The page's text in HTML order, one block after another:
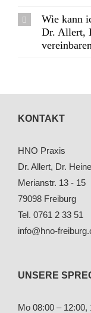
Wie kann
Dr. Allert,
KONTAKT
HNO Praxis
Dr. Allert, Dr.
Merianstr. 13 - 15
79098 Freiburg
Tel. 0761 2 33 51
info@hno-
UNSERE
Mo 08:00 – 12:00,